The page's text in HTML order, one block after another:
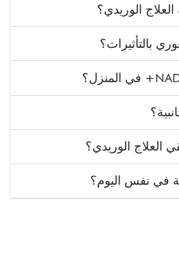
الوريدي؟
بالتأثيرات؟
العلاج الوريدي؟
في نفس اليوم؟